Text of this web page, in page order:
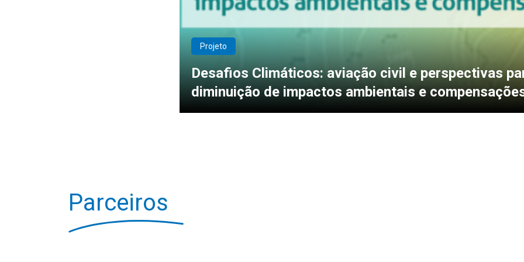
Projeto
Desafios Climáticos: aviação civil e perspectivas
diminuição de impactos ambientais e
Parceiros